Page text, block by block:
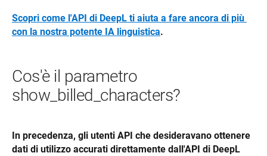
Scopri come l'API di DeepL ti aiuta a fare ancora di più
con la nostra potente IA linguistica.
Cos'è il parametro
show_billed_characters?
In precedenza, gli utenti API che desideravano ottenere
dati di utilizzo accurati direttamente dall'API di DeepL